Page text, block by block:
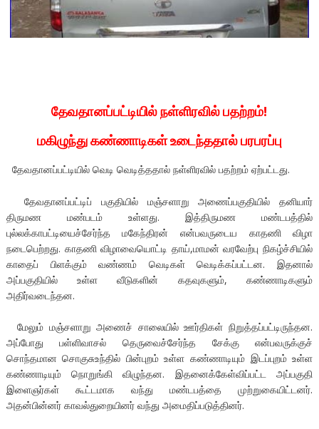
தேவதானப்பட்டியில் நள்ளிரவில் பதற்றம்!
மகிழுந்து கண்ணாடிகள் உடைந்ததால் பரபரப்பு
தேவதானப்பட்டியில் வெடி வெடித்ததால் நள்ளிரவில் பதற்றம் ஏற்பட்டது.
தேவதானப்பட்டிப் பகுதியில் மஞ்சளாறு அணைப்பகுதியில் தனியார்
திருமண மண்படம் உள்ளது. இத்திருமண மண்டபத்தில்
புல்லக்காபட்டியைச்சேர்ந்த மகேந்திரன் என்பவருடைய காதணி விழா
நடைபெற்றது. காதணி விழாவையொட்டி தாய்,மாமன் வரவேற்பு நிகழ்ச்சியில்
காதைப் பிளக்கும் வண்ணம் வெடிகள் வெடிக்கப்பட்டன. இதனால்
அப்பகுதியில் உள்ள வீடுகளின் கதவுகளும், கண்ணாடிகளும்
அதிர்வடைந்தன.
மேலும் மஞ்சளாறு அணைச் சாலையில் ஊர்திகள் நிறுத்தப்பட்டிருந்தன.
அப்போது பள்ளிவாசல் தெருவைச்சேர்ந்த சேக்கு என்பவருக்குச்
சொந்தமான சொகுசுஉந்தில் பின்புறம் உள்ள கண்ணாடியும் இடப்புறம் உள்ள
கண்ணாடியும் நொறுங்கி விழுந்தன. இதனைக்கேள்விப்பட்ட அப்பகுதி
இளைஞர்கள் கூட்டமாக வந்து மண்டபத்தை முற்றுகையிட்டனர்.
அதன்பின்னர் காவல்துறையினர் வந்து அமைதிப்படுத்தினர்.